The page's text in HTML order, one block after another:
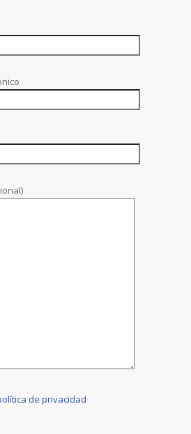
de privacidad